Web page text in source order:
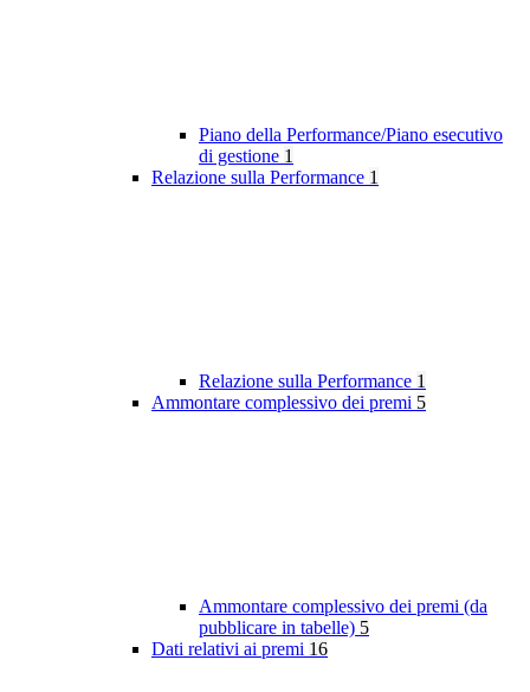
Piano della Performance/Piano esecutivo
di gestione 1
Relazione sulla Performance 1
Relazione sulla Performance 1
Ammontare complessivo dei premi 5
Ammontare complessivo dei premi (da
pubblicare in tabelle) 5
Dati relativi ai premi 16